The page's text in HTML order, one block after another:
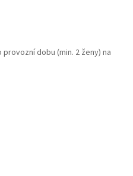
dobu (min. 2 ženy) na